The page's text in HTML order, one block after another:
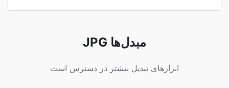
JPG مبدل‌ها
ابزارهای تبدیل بیشتر در دسترس است